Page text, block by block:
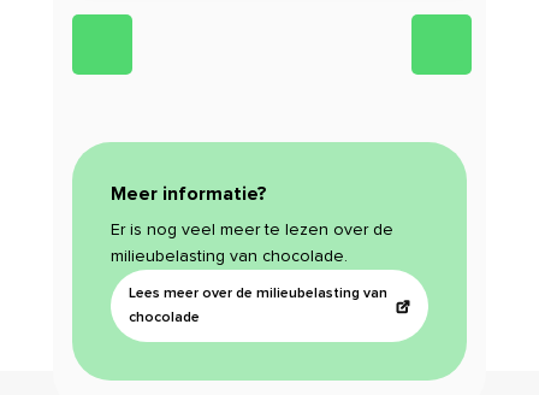
Meer informatie?
Er is nog veel meer te lezen over de
milieubelasting van chocolade.
Lees meer over de milieubelasting van
chocolade